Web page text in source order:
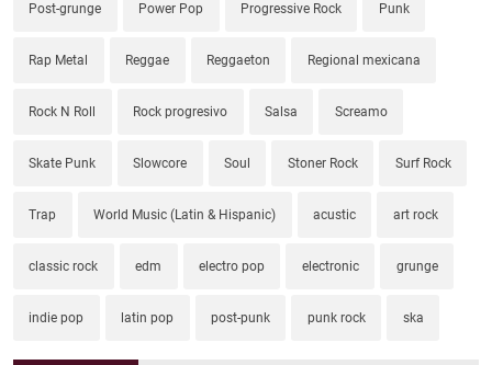
Post-grunge Power Pop Progressive Rock Punk
Rap Metal Reggae Reggaeton Regional mexicana
Rock N Roll Rock progresivo Salsa Screamo
Skate Punk Slowcore Soul Stoner Rock Surf Rock
Trap World Music (Latin & Hispanic) acustic art rock
classic rock edm electro pop electronic grunge
indie pop latin pop post-punk punk rock ska